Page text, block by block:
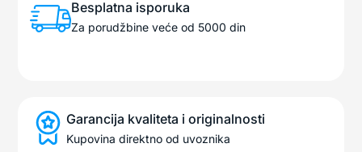
Besplatna isporuka
Za porudžbine veće od 5000 din
Garancija kvaliteta i originalnosti
Kupovina direktno od uvoznika